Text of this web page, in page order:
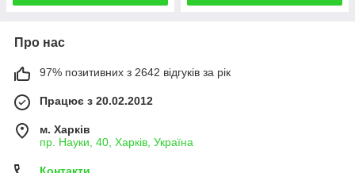
Про нас
97% позитивних з 2642 відгуків за рік
Працює з 20.02.2012
м. Харків
пр. Науки, 40, Харків, Україна